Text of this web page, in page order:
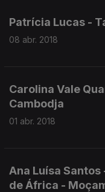
Patrícia Lucas -
08 abr. 2018
Carolina Vale
Cambodja
01 abr. 2018
Ana Luísa
de África -